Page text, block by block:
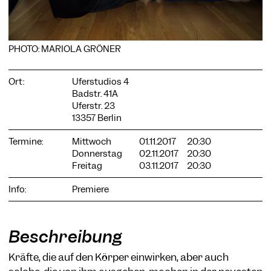
PHOTO: MARIOLA GRÖNER
Ort:
Uferstudios 4
Badstr. 41A
Uferstr. 23
13357 Berlin
Termine:
Mittwoch 01.11.2017
20:30
Donnerstag
02.11.2017
20:30
Freitag
03.11.2017
20:30
Info:
Premiere
Beschreibung
Kräfte, die auf den Körper einwirken, aber auch
COOKIE-EINSTELLUNGEN
Wir verwenden Cookies und Inhalte externer Anbieter auf
unserer Website. Notwendige Cookies sind essenziell, damit
Sie die Website nutzen können. Andere Cookies helfen uns,
die Website weiterzuentwickeln. Sie können Ihre Einwilligung
jederzeit widerrufen. Bitte besuchen Sie unsere
Datenschutzerklärung für weitere Informationen. Unten
können Sie auswählen, welche Technologien Sie zulassen
Externe Medien
Nur notwendige Alle akzeptieren